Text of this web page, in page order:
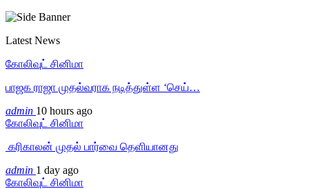
Latest News
கோலிவுட் சினிமா
பாஜக ராஜா முதல்வராக நடித்துள்ள ‘செய்…
admin 10 hours ago
கோலிவுட் சினிமா
‎ கரிகாலன் முதல் பார்வை தெளியானது
admin 1 day ago
கோலிவுட் சினிமா